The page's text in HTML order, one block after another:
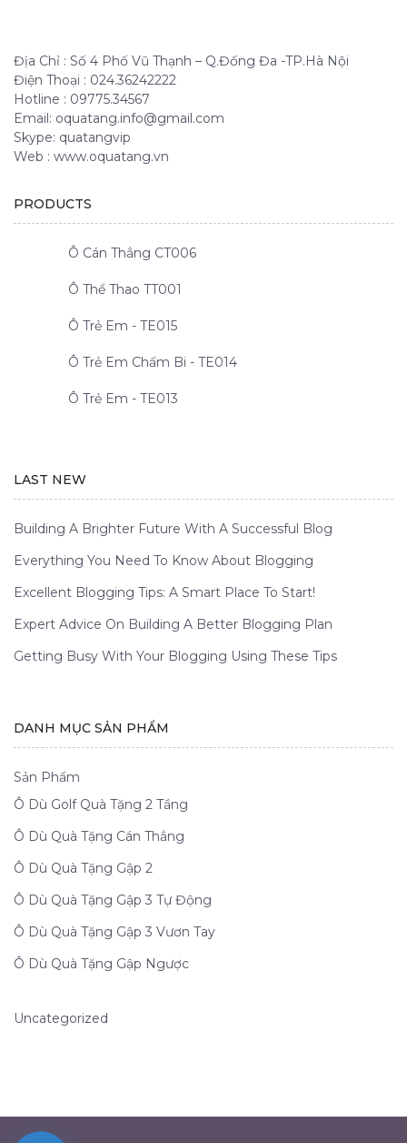
Địa Chỉ : Số 4 Phố Vũ Thạnh – Q.Đống Đa -TP.Hà Nội
Điện Thoại : 024.36242222
Hotline : 09775.34567
Email: oquatang.info@gmail.com
Skype: quatangvip
Web : www.oquatang.vn
PRODUCTS
Ô Cán Thẳng CT006
Ô Thể Thao TT001
Ô Trẻ Em - TE015
Ô Trẻ Em Chấm Bi - TE014
Ô Trẻ Em - TE013
LAST NEW
Building A Brighter Future With A Successful Blog
Everything You Need To Know About Blogging
Excellent Blogging Tips: A Smart Place To Start!
Expert Advice On Building A Better Blogging Plan
Getting Busy With Your Blogging Using These Tips
DANH MỤC SẢN PHẨM
Sản Phẩm
Ô Dù Golf Quà Tặng 2 Tầng
Ô Dù Quà Tặng Cán Thẳng
Ô Dù Quà Tặng Gập 2
Ô Dù Quà Tặng Gập 3 Tự Động
Ô Dù Quà Tặng Gập 3 Vươn Tay
Ô Dù Quà Tặng Gập Ngược
Uncategorized